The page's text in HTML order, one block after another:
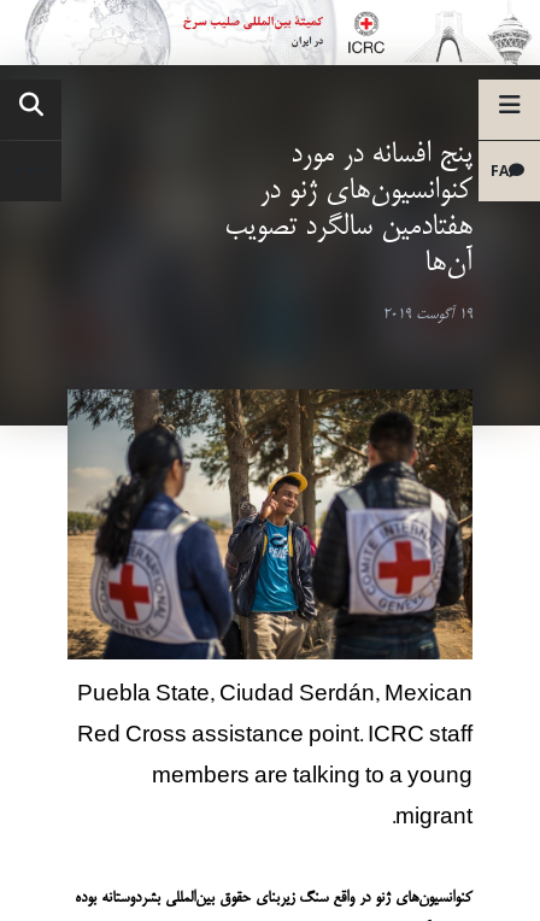
FA
پنج افسانه در مورد
کنوانسیون‌های ژنو در
هفتادمین سالگرد تصویب
آن‌ها
19 آگوست 2019
Puebla State, Ciudad Serdán, Mexican
Red Cross assistance point. ICRC staff
members are talking to a young
migrant.
کنوانسیون‌های ژنو در واقع سنگ زیربنای حقوق بین‌المللی بشردوستانه بوده